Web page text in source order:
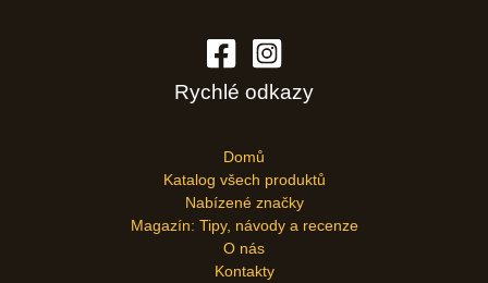
Rychlé odkazy
Domů
Katalog všech produktů
Nabízené značky
Magazín: Tipy, návody a recenze
O nás
Kontakty